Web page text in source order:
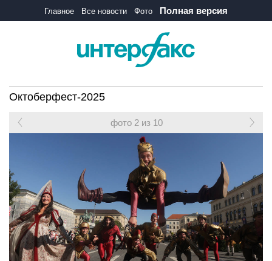
Главное Все новости Фото Полная версия
Октоберфест-2025
фото 2 из 10